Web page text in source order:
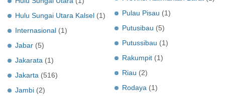
Hulu Sungai Utara Kalsel (1)
Internasional (1)
Jabar (5)
Jakarata (1)
Jakarta (516)
Jambi (2)
Pulau Pisau (1)
Putusibau (5)
Putussibau (1)
Rakumpit (1)
Riau (2)
Rodaya (1)